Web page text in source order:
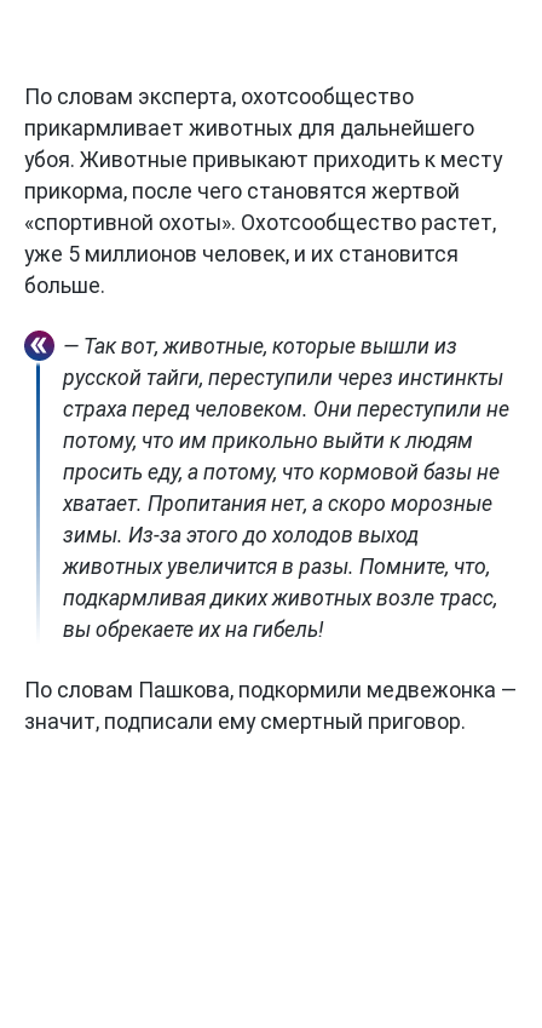
По словам эксперта, охотсообщество
прикармливает животных для дальнейшего
убоя. Животные привыкают приходить к месту
прикорма, после чего становятся жертвой
«спортивной охоты». Охотсообщество растет,
уже 5 миллионов человек, и их становится
больше.
— Так вот, животные, которые вышли из
русской тайги, переступили через инстинкты
страха перед человеком. Они переступили не
потому, что им прикольно выйти к людям
просить еду, а потому, что кормовой базы не
хватает. Пропитания нет, а скоро морозные
зимы. Из-за этого до холодов выход
животных увеличится в разы. Помните, что,
подкармливая диких животных возле трасс,
вы обрекаете их на гибель!
По словам Пашкова, подкормили медвежонка —
значит, подписали ему смертный приговор.